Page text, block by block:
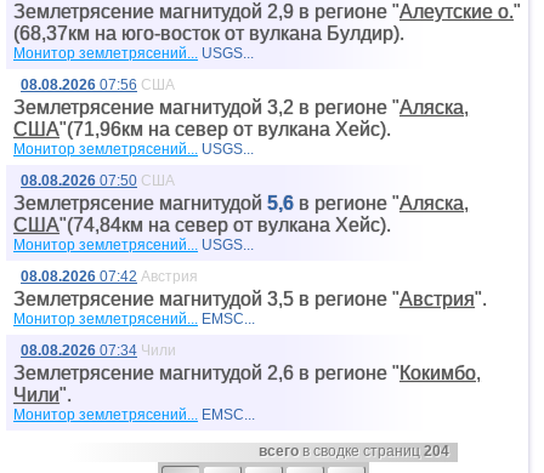
Землетрясение магнитудой 2,9 в регионе "Алеутские о."
(68,37км на юго-восток от вyлкана Булдир).
Монитор землетрясений... USGS...
08.08.2026 07:56 США
Землетрясение магнитудой 3,2 в регионе "Аляска,
США"(71,96км на север от вyлкана Хейс).
Монитор землетрясений... USGS...
08.08.2026 07:50 США
Землетрясение магнитудой 5,6 в регионе "Аляска,
США"(74,84км на север от вyлкана Хейс).
Монитор землетрясений... USGS...
08.08.2026 07:42 Австрия
Землетрясение магнитудой 3,5 в регионе "Австрия".
Монитор землетрясений... EMSC...
08.08.2026 07:34 Чили
Землетрясение магнитудой 2,6 в регионе " Кокимбо,
Чили".
Монитор землетрясений... EMSC...
всегов сводке страниц204